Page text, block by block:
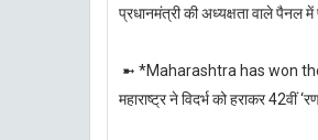
प्रधानमंत्री की अध्यक्षता वाले पैनल
➼ *Maharashtra has won
महाराष्ट्र ने विदर्भ को हराकर 42वीं